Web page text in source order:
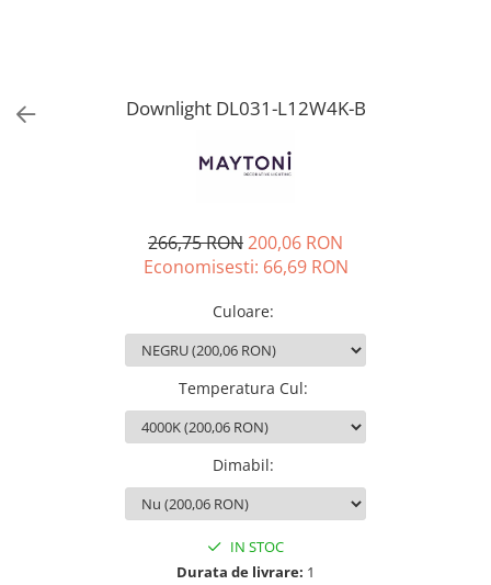
Downlight DL031-L12W4K-B
266,75 RON200,06 RON
Economisesti: 66,69 RON
Culoare:
Temperatura Cul:
Dimabil:
IN STOC
Durata de livrare: 1